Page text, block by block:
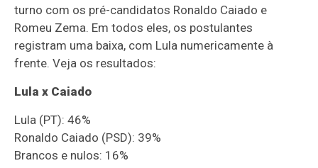
turno com os pré-candidatos Ronaldo Caiado e
Romeu Zema. Em todos eles, os postulantes
registram uma baixa, com Lula numericamente à
frente. Veja os resultados:
Lula x Caiado
Lula (PT): 46%
Ronaldo Caiado (PSD): 39%
Brancos e nulos: 16%